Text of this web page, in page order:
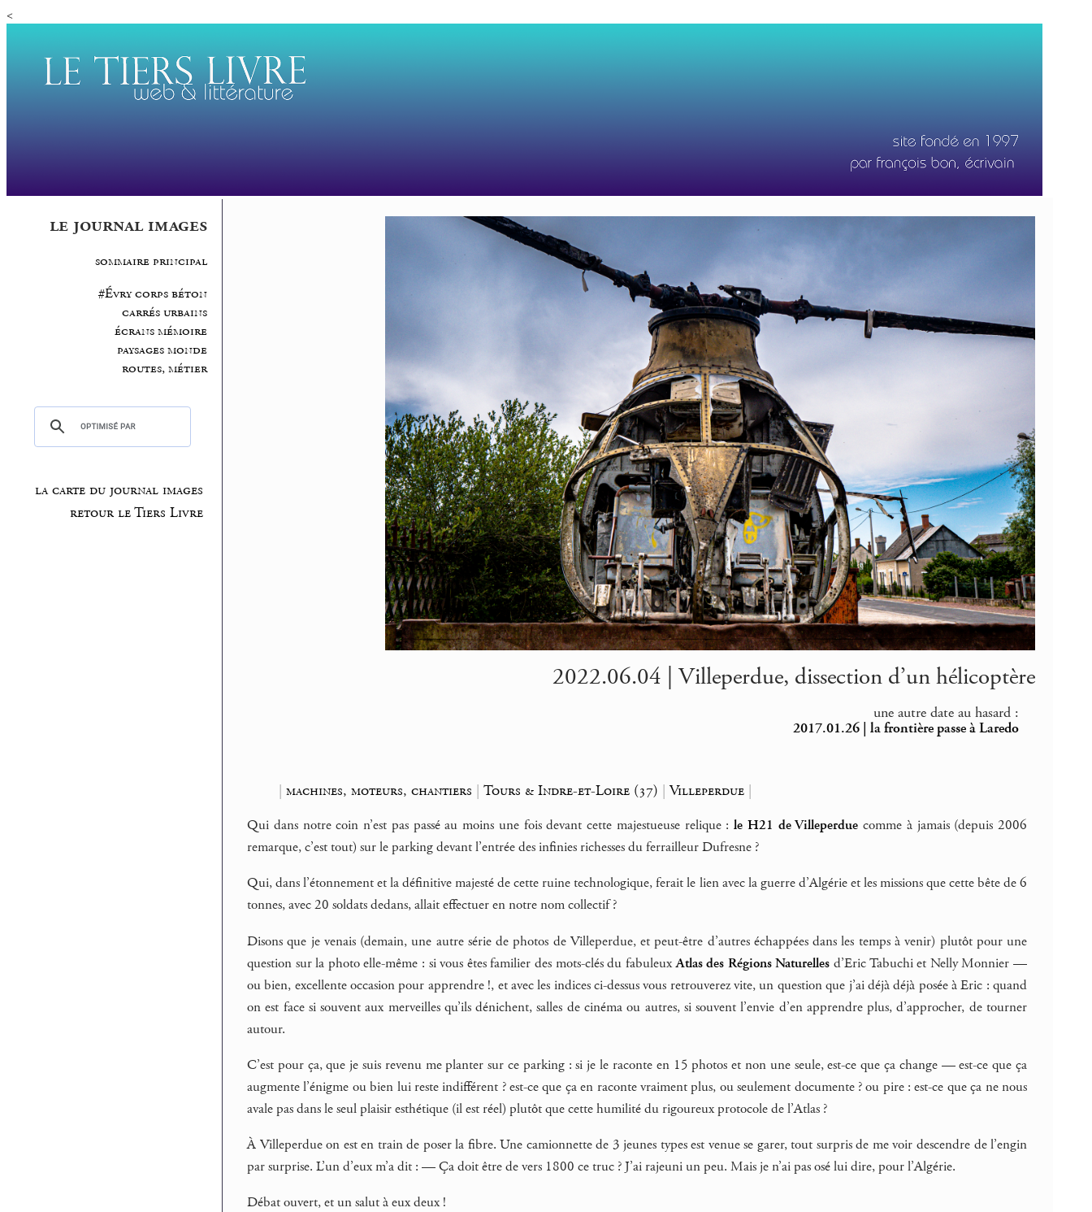
<
le journal images
sommaire principal
#Évry corps béton
carrés urbains
écrans mémoire
paysages monde
routes, métier
la carte du journal images
retour le Tiers Livre
2022.06.04 | Villeperdue, dissection d’un hélicoptère
une autre date au hasard :
2017.01.26 | la frontière passe à Laredo
|machines, moteurs, chantiers |Tours & Indre-et-Loire (37) |Villeperdue |
Qui dans notre coin n’est pas passé au moins une fois devant cette majestueuse relique :le H21 de Villeperdue comme à jamais (depuis 2006
remarque, c’est tout) sur le parking devant l’entrée des infinies richesses du ferrailleur Dufresne ?
Qui, dans l’étonnement et la définitive majesté de cette ruine technologique, ferait le lien avec la guerre d’Algérie et les missions que cette bête de 6
tonnes, avec 20 soldats dedans, allait effectuer en notre nom collectif ?
Disons que je venais (demain, une autre série de photos de Villeperdue, et peut-être d’autres échappées dans les temps à venir) plutôt pour une
question sur la photo elle-même : si vous êtes familier des mots-clés du fabuleuxAtlas des Régions Naturelles d’Eric Tabuchi et Nelly Monnier —
ou bien, excellente occasion pour apprendre !, et avec les indices ci-dessus vous retrouverez vite, un question que j’ai déjà déjà posée à Eric : quand
on est face si souvent aux merveilles qu’ils dénichent, salles de cinéma ou autres, si souvent l’envie d’en apprendre plus, d’approcher, de tourner
autour.
C’est pour ça, que je suis revenu me planter sur ce parking : si je le raconte en 15 photos et non une seule, est-ce que ça change — est-ce que ça
augmente l’énigme ou bien lui reste indifférent ? est-ce que ça en raconte vraiment plus, ou seulement documente ? ou pire : est-ce que ça ne nous
avale pas dans le seul plaisir esthétique (il est réel) plutôt que cette humilité du rigoureux protocole de l’Atlas ?
À Villeperdue on est en train de poser la fibre. Une camionnette de 3 jeunes types est venue se garer, tout surpris de me voir descendre de l’engin
par surprise. L’un d’eux m’a dit : — Ça doit être de vers 1800 ce truc ? J’ai rajeuni un peu. Mais je n’ai pas osé lui dire, pour l’Algérie.
Débat ouvert, et un salut à eux deux !